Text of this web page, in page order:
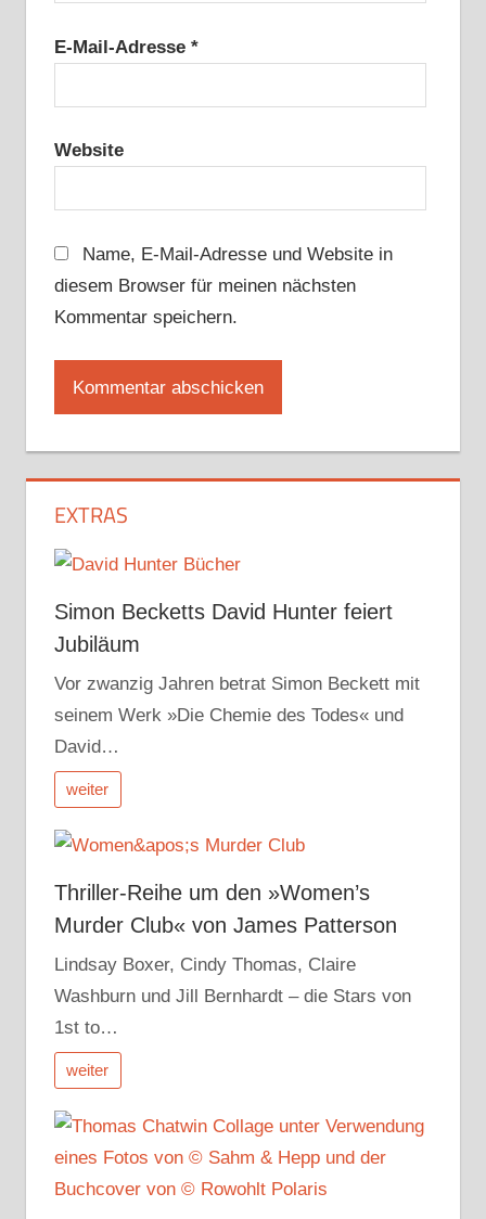
E-Mail-Adresse *
Website
Name, E-Mail-Adresse und Website in
diesem Browser für meinen nächsten
Kommentar speichern.
EXTRAS
Simon Becketts David Hunter feiert
Jubiläum
Vor zwanzig Jahren betrat Simon Beckett mit
seinem Werk »Die Chemie des Todes« und
David…
weiter
Thriller-Reihe um den »Women’s
Murder Club« von James Patterson
Lindsay Boxer, Cindy Thomas, Claire
Washburn und Jill Bernhardt – die Stars von
1st to…
weiter